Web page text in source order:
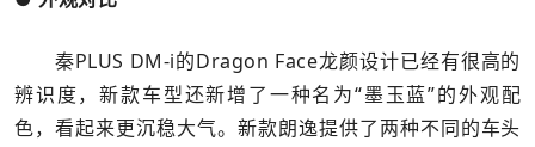
秦PLUS DM-i的Dragon Face龙颜设计已经有很高的
辨识度，新款车型还新增了一种名为“墨玉蓝”的外观配
色，看起来更沉稳大气。新款朗逸提供了两种不同的车头